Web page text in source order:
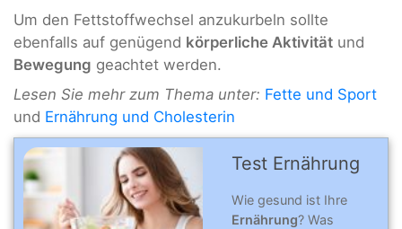
Um den Fettstoffwechsel anzukurbeln sollte
ebenfalls auf genügend körperliche Aktivität und
Bewegung geachtet werden.
Lesen Sie mehr zum Thema unter: Fette und Sport
und Ernährung und Cholesterin
Test Ernährung
Wie gesund ist Ihre
Ernährung? Was